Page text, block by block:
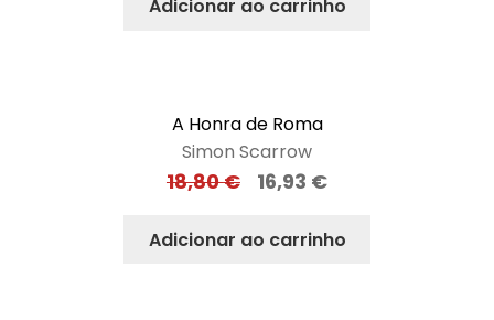
Adicionar ao carrinho
A Honra de Roma
Simon Scarrow
18,80€ 16,93 €
Adicionar ao carrinho